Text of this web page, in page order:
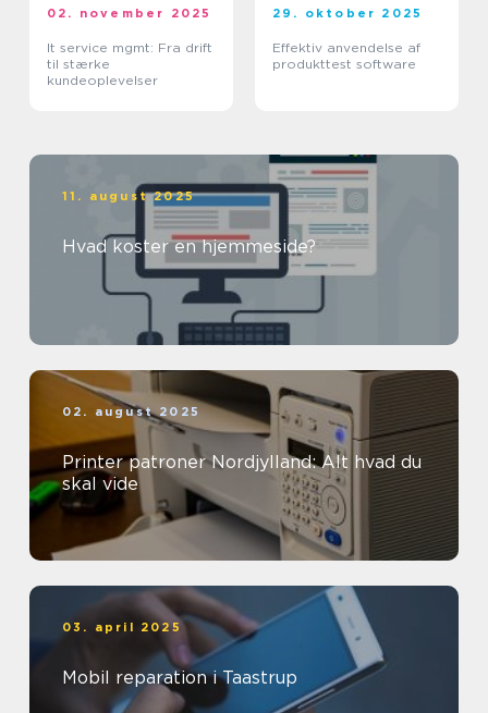
02. november 2025
It service mgmt: Fra drift
til stærke
kundeoplevelser
29. oktober 2025
Effektiv anvendelse af
produkttest software
11. august 2025
Hvad koster en hjemmeside?
02. august 2025
Printer patroner Nordjylland: Alt hvad du
skal vide
03. april 2025
Mobil reparation i Taastrup